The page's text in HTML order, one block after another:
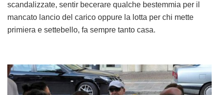
scandalizzate, sentir becerare qualche bestemmia per il
mancato lancio del carico oppure la lotta per chi mette
primiera e settebello, fa sempre tanto casa.